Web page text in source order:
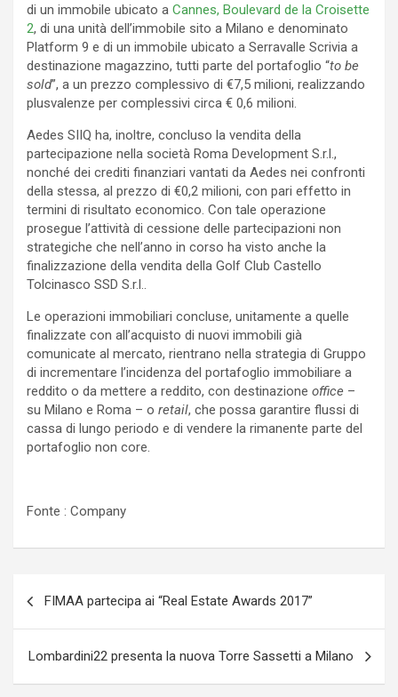
di un immobile ubicato a Cannes, Boulevard de la Croisette
2, di una unità dell’immobile sito a Milano e denominato
Platform 9 e di un immobile ubicato a Serravalle Scrivia a
destinazione magazzino, tutti parte del portafoglio “to be
sold”, a un prezzo complessivo di €7,5 milioni, realizzando
plusvalenze per complessivi circa € 0,6 milioni.
Aedes SIIQ ha, inoltre, concluso la vendita della
partecipazione nella società Roma Development S.r.l.,
nonché dei crediti finanziari vantati da Aedes nei confronti
della stessa, al prezzo di €0,2 milioni, con pari effetto in
termini di risultato economico. Con tale operazione
prosegue l’attività di cessione delle partecipazioni non
strategiche che nell’anno in corso ha visto anche la
finalizzazione della vendita della Golf Club Castello
Tolcinasco SSD S.r.l..
Le operazioni immobiliari concluse, unitamente a quelle
finalizzate con all’acquisto di nuovi immobili già
comunicate al mercato, rientrano nella strategia di Gruppo
di incrementare l’incidenza del portafoglio immobiliare a
reddito o da mettere a reddito, con destinazione office –
su Milano e Roma – o retail, che possa garantire flussi di
cassa di lungo periodo e di vendere la rimanente parte del
portafoglio non core.
Fonte : Company
FIMAA partecipa ai “Real Estate Awards 2017”
Lombardini22 presenta la nuova Torre Sassetti a Milano